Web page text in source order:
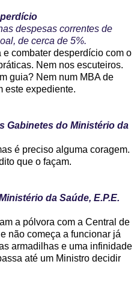
despesas correntes de
de cerca de 5%.
combater desperdício com o
Nem nos escuteiros.
guia? Nem num MBA de
este expediente.
Gabinetes do Ministério da
é preciso alguma coragem.
que o façam.
da Saúde, E.P.E.
a pólvora com a Central de
não começa a funcionar já
armadilhas e uma infinidade
até um Ministro decidir